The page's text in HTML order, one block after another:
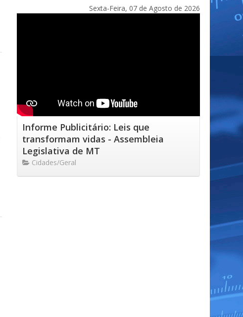
Sexta-Feira, 07 de Agosto de 2026
Informe Publicitário: Leis que
transformam vidas - Assembleia
Legislativa de MT
Cidades/Geral